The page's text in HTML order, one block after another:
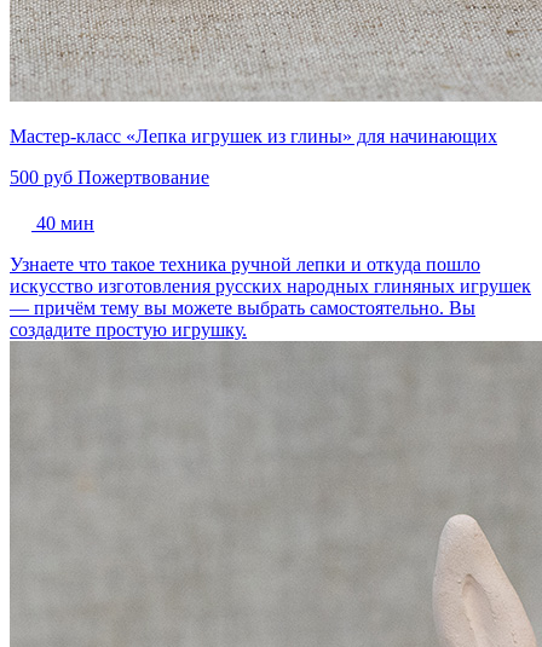
Мастер-класс «Лепка игрушек из глины» для начинающих
500 руб Пожертвование
40 мин
Узнаете что такое техника ручной лепки и откуда пошло
искусство изготовления русских народных глиняных игрушек
— причём тему вы можете выбрать самостоятельно. Вы
создадите простую игрушку.